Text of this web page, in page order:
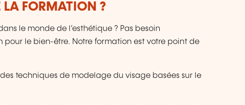
LA FORMATION ?
le monde de l’esthétique ? Pas besoin
pour le bien-être. Notre formation est votre point de
techniques de modelage du visage basées sur le